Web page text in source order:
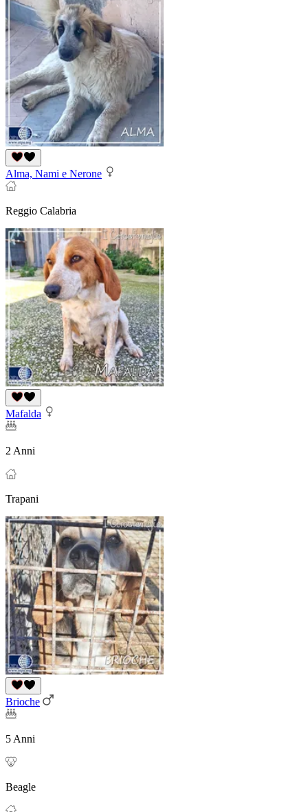
Alma, Nami e Nerone
Reggio Calabria
Mafalda
2 Anni
Trapani
Brioche
5 Anni
Beagle